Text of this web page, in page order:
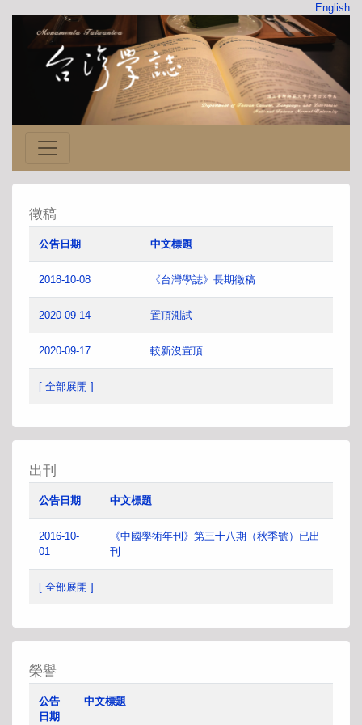
English
徵稿
公告日期 中文標題
2018-10-08 《台灣學誌》長期徵稿
2020-09-14 置頂測試
2020-09-17 較新沒置頂
[ 全部展開 ]
出刊
公告日期 中文標題
2016-10-
01
《中國學術年刊》第三十八期（秋季號）已出
刊
[ 全部展開 ]
榮譽
公告
日期
中文標題